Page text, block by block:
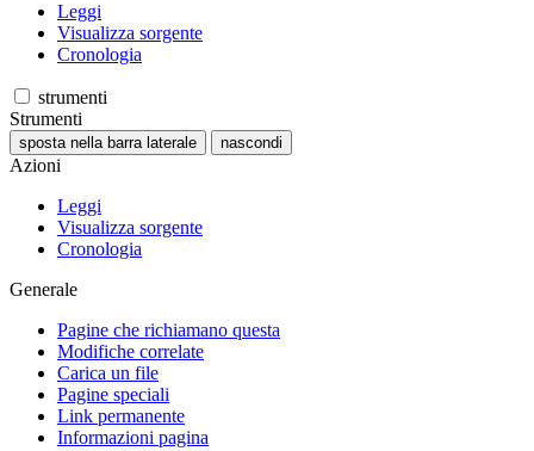
Leggi
Visualizza sorgente
Cronologia
strumenti
Strumenti
sposta nella barra laterale nascondi
Azioni
Leggi
Visualizza sorgente
Cronologia
Generale
Pagine che richiamano questa
Modifiche correlate
Carica un file
Pagine speciali
Link permanente
Informazioni pagina